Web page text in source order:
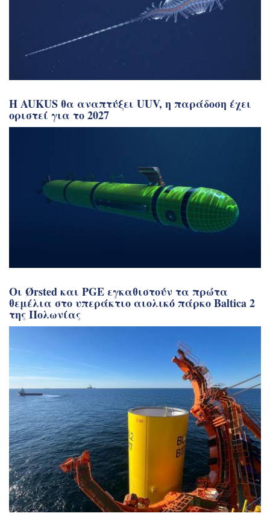
Η AUKUS θα αναπτύξει UUV, η παράδοση έχει
οριστεί για το 2027
Οι Ørsted και PGE εγκαθιστούν τα πρώτα
θεμέλια στο υπεράκτιο αιολικό πάρκο Baltica 2
της Πολωνίας